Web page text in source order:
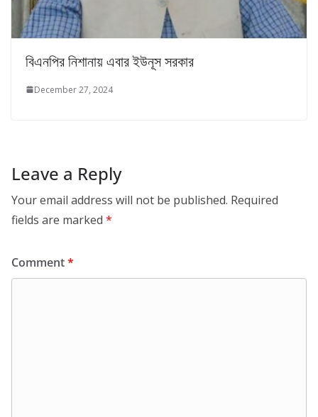
বিএনপির নিশানায় এবার ইউনূস সরকার
December 27, 2024
Leave a Reply
Your email address will not be published. Required
fields are marked *
Comment*